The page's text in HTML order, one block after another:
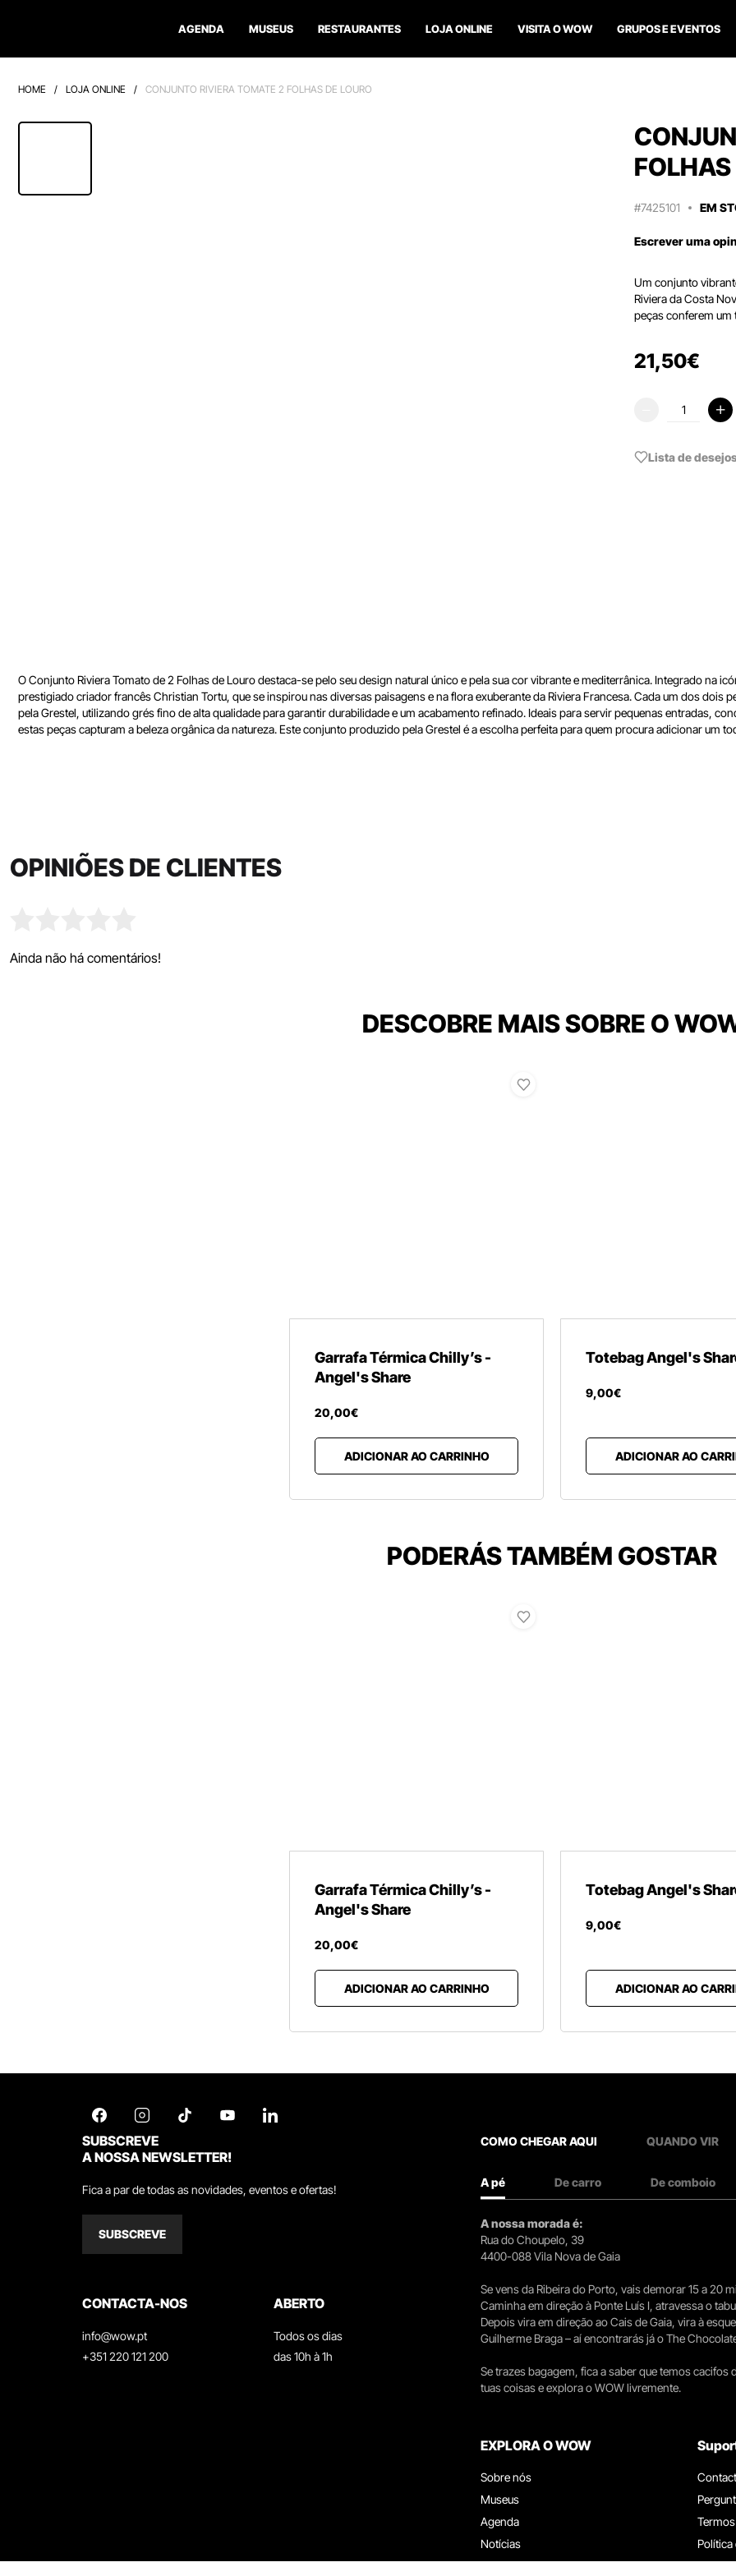
AGENDA MUSEUS RESTAURANTES LOJA ONLINE VISITA O WOW GRUPOS E EVENTOS
HOME / LOJA ONLINE / CONJUNTO RIVIERA TOMATE 2 FOLHAS DE LOURO
FOLHAS
#7425101 EM
Escrever uma
Um conjunto
Riviera da Costa
peças conferem um
21,50€
Lista de
O Conjunto Riviera Tomato de 2 Folhas de Louro destaca-se pelo seu design natural único e pela sua cor vibrante e mediterrânica. Integrado na
prestigiado criador francês Christian Tortu, que se inspirou nas diversas paisagens e na flora exuberante da Riviera Francesa. Cada um dos dois
pela Grestel, utilizando grés fino de alta qualidade para garantir durabilidade e um acabamento refinado. Ideais para servir pequenas entradas,
estas peças capturam a beleza orgânica da natureza. Este conjunto produzido pela Grestel é a escolha perfeita para quem procura adicionar um
OPINIÕES DE CLIENTES
Ainda não há comentários!
DESCOBRE MAIS SOBRE O
Garrafa Térmica Chilly’s -
Angel's Share
20,00€
ADICIONAR AO CARRINHO
Totebag Angel's
9,00€
ADICIONAR AO
PODERÁS TAMBÉM GOSTAR
Garrafa Térmica Chilly’s -
Angel's Share
20,00€
ADICIONAR AO CARRINHO
Totebag Angel's
9,00€
ADICIONAR AO
SUBSCREVE
A NOSSA NEWSLETTER!
Fica a par de todas as novidades, eventos e ofertas!
SUBSCREVE
CONTACTA-NOS
info@wow.pt
+351 220 121 200
ABERTO
Todos os dias
das 10h à 1h
COMO CHEGAR AQUI QUANDO VIR
A pé De carro De comboio
A nossa morada é:
Rua do Choupelo, 39
4400-088 Vila Nova de Gaia
Se vens da Ribeira do Porto, vais demorar 15 a 20
Caminha em direção à Ponte Luís I, atravessa o
Depois vira em direção ao Cais de Gaia, vira à
Guilherme Braga – aí encontrarás já o The
Se trazes bagagem, fica a saber que temos
tuas coisas e explora o WOW livremente.
EXPLORA O WOW
Sobre nós
Museus
Agenda
Notícias
Restaurantes
Política